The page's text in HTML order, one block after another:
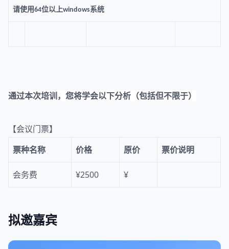
请使用64位以上windows系统
通过本次培训，您将学会以下分析（包括但不限于）
【会议门票】
票种名称
价格 原价 票价说明
会务费 ¥2500 ¥
拟邀嘉宾